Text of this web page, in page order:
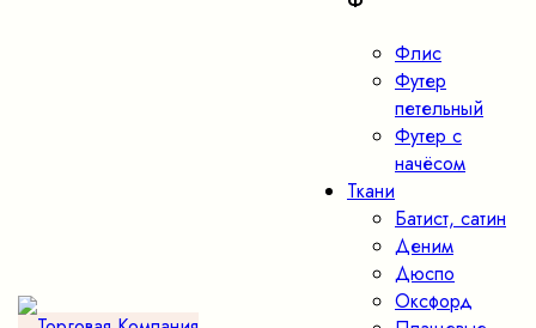
Флис
Футер
петельный
Футер с
начёсом
Ткани
Батист, сатин
Деним
Дюспо
Оксфорд